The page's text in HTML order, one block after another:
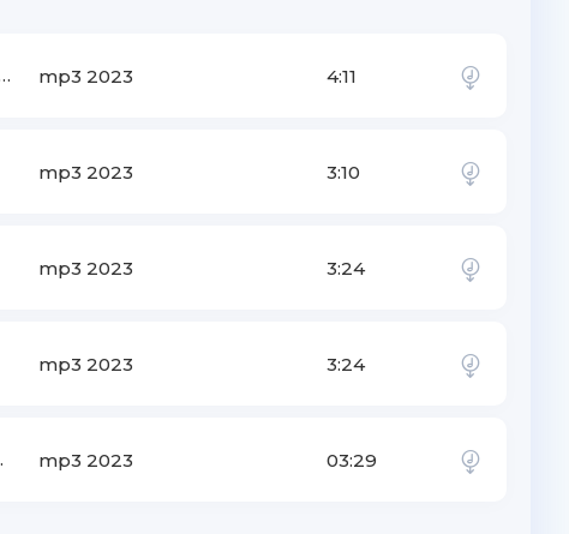
mp3 2023 4:11
mp3 2023 3:10
mp3 2023 3:24
mp3 2023 3:24
mp3 2023 03:29